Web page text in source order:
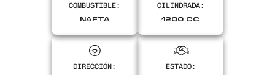
COMBUSTIBLE:
NAFTA
CILINDRADA:
1200 CC
DIRECCIÓN: ESTADO: